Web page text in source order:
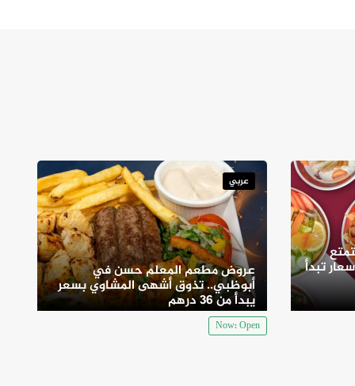
تبدأ
عربي
عروض مطعم المعلم حسن في
أبوظبي.. تذوق أشهى المشاوي بسعر
يبدأ من 36 درهم
Now: Open